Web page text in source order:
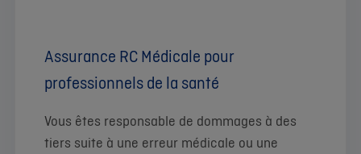
Assurance RC Médicale pour
professionnels de la santé
Vous êtes responsable de dommages à des
tiers suite à une erreur médicale ou une